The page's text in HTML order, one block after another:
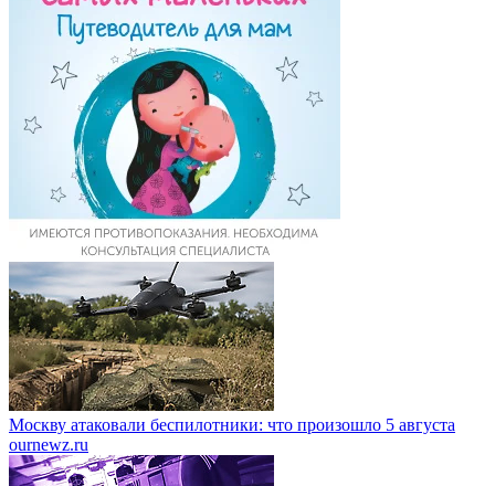
Москву атаковали беспилотники: что произошло 5 августа
ournewz.ru